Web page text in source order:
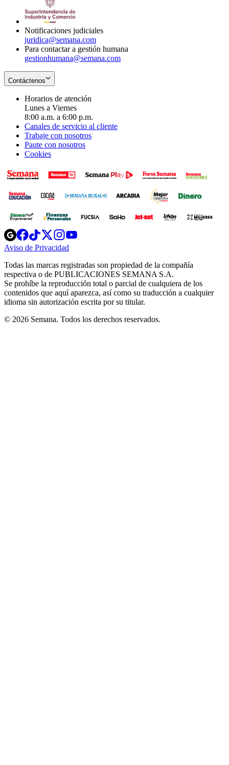
Notificaciones judiciales
juridica@semana.com
Para contactar a gestión humana
gestionhumana@semana.com
Contáctenos
Horarios de atención
Lunes a Viernes
8:00 a.m. a 6:00 p.m.
Canales de servicio al cliente
Trabaje con nosotros
Paute con nosotros
Cookies
Opens
in
new
Opens
in
new
Opens
in
new
window
Opens
new
windowwindow
Aviso de Privacidad
new
window
Todas las marcas registradas son propiedad de la compañía
respectiva o de PUBLICACIONES SEMANA S.A.
Se prohíbe la reproducción total o parcial de cualquiera de los
contenidos que aquí aparezca, así como su traducción a cualquier
idioma sin autorización escrita por su titular.
© 2026 Semana. Todos los derechos reservados.